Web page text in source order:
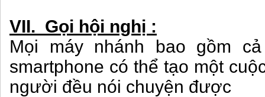
VII. Gọi hội nghị :
Mọi máy nhánh bao gồm
smartphone có thể tạo một
người đều nói chuyện được